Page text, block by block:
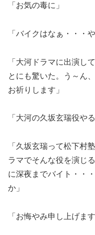
「お気の毒に」
「バイクはなぁ・・・
「大河ドラマに出演し
とにも驚いた。う～ん
お祈りします」
「大河の久坂玄瑞役や
「久坂玄瑞って松下村
ラマでそんな役を演じ
に深夜までバイト・・
か」
「お悔やみ申し上げます